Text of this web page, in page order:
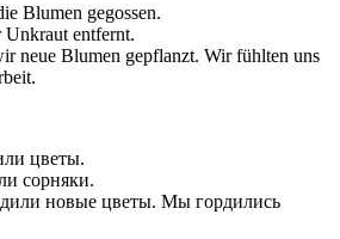
Blumen gegossen.
entfernt.
neue Blumen gepflanzt. Wir fühlten uns
цветы.
сорняки.
новые цветы. Мы гордились